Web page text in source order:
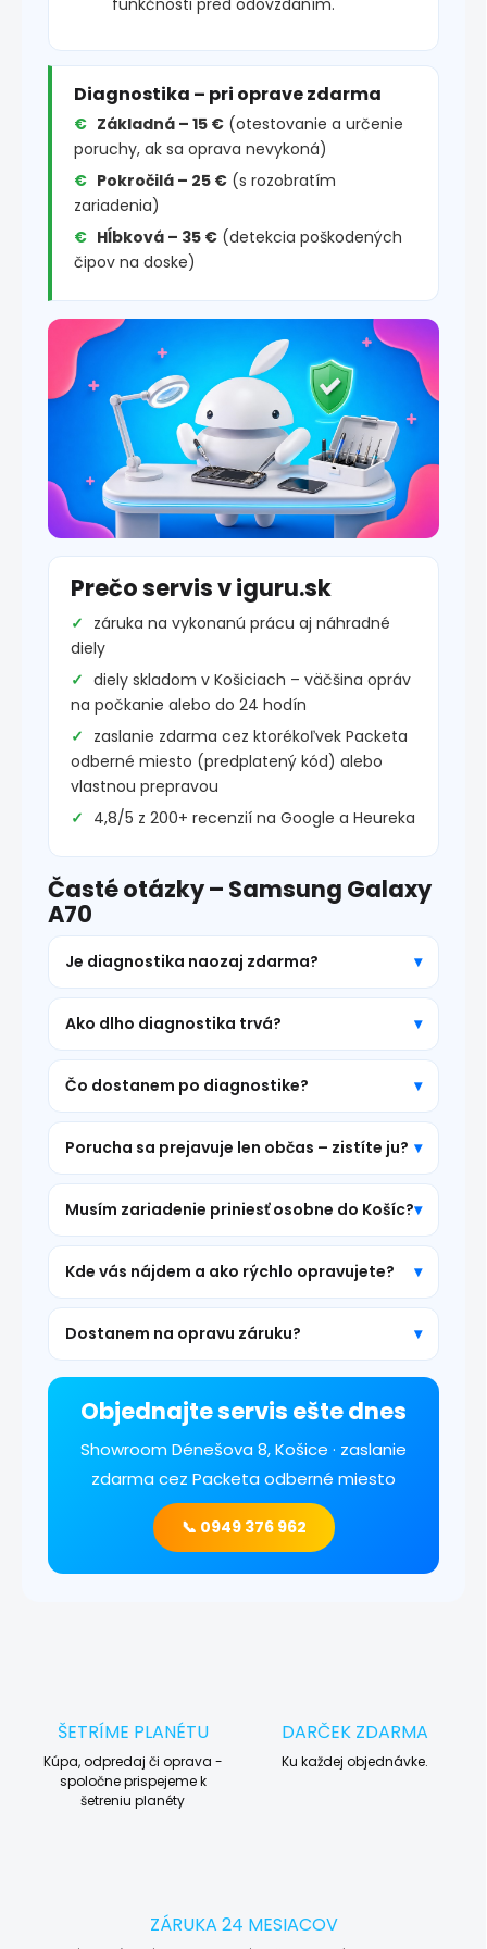
Diagnostika – pri oprave zdarma
Základná – 15 € (otestovanie a určenie
poruchy, ak sa oprava nevykoná)
Pokročilá – 25 € (s rozobratím
zariadenia)
Hĺbková – 35 € (detekcia poškodených
čipov na doske)
Prečo servis v iguru.sk
záruka na vykonanú prácu aj náhradné
diely
diely skladom v Košiciach – väčšina opráv
na počkanie alebo do 24 hodín
zaslanie zdarma cez ktorékoľvek Packeta
odberné miesto (predplatený kód) alebo
vlastnou prepravou
4,8/5 z 200+ recenzií na Google a Heureka
Časté otázky – Samsung Galaxy
A70
Je diagnostika naozaj zdarma?
Ako dlho diagnostika trvá?
Čo dostanem po diagnostike?
Porucha sa prejavuje len občas – zistíte ju?
Musím zariadenie priniesť osobne do Košíc?
Kde vás nájdem a ako rýchlo opravujete?
Dostanem na opravu záruku?
Objednajte servis ešte dnes
Showroom Dénešova 8, Košice · zaslanie
zdarma cez Packeta odberné miesto
📞 0949 376 962
ŠETRÍME PLANÉTU
Kúpa, odpredaj či oprava -
spoločne prispejeme k
šetreniu planéty
DARČEK ZDARMA
Ku každej objednávke.
ZÁRUKA 24 MESIACOV